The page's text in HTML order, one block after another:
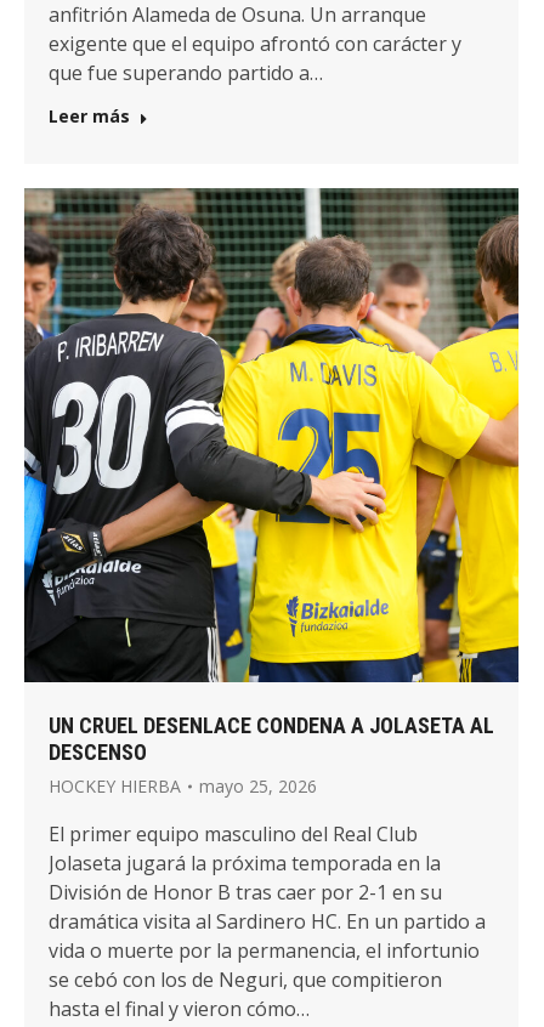
anfitrión Alameda de Osuna. Un arranque
exigente que el equipo afrontó con carácter y
que fue superando partido a…
Leer más
UN CRUEL DESENLACE CONDENA A JOLASETA AL
DESCENSO
HOCKEY HIERBA mayo 25, 2026
El primer equipo masculino del Real Club
Jolaseta jugará la próxima temporada en la
División de Honor B tras caer por 2-1 en su
dramática visita al Sardinero HC. En un partido a
vida o muerte por la permanencia, el infortunio
se cebó con los de Neguri, que compitieron
hasta el final y vieron cómo…